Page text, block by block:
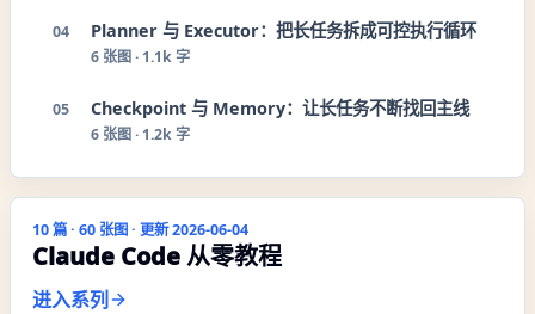
04 Planner 与 Executor：把长任务拆成可控执行循环
6 张图 · 1.1k 字
05 Checkpoint 与 Memory：让长任务不断找回主线
6 张图 · 1.2k 字
10篇 · 60张图 · 更新2026-06-04
Claude Code 从零教程
进入系列